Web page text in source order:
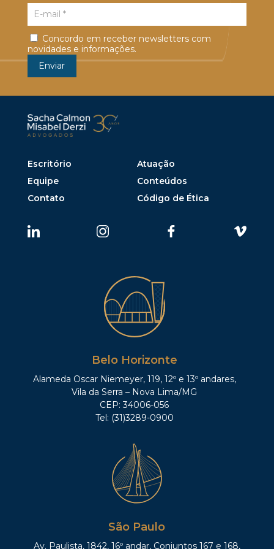
Concordo em receber newsletters com
novidades e informações.
Escritório
Atuação
Equipe
Conteúdos
Contato
Código de Ética
Belo Horizonte
Alameda Oscar Niemeyer, 119, 12º e 13º andares,
Vila da Serra – Nova Lima/MG
CEP: 34006-056
Tel: (31)3289-0900
São Paulo
Av. Paulista, 1842, 16º andar, Conjuntos 167 e 168,